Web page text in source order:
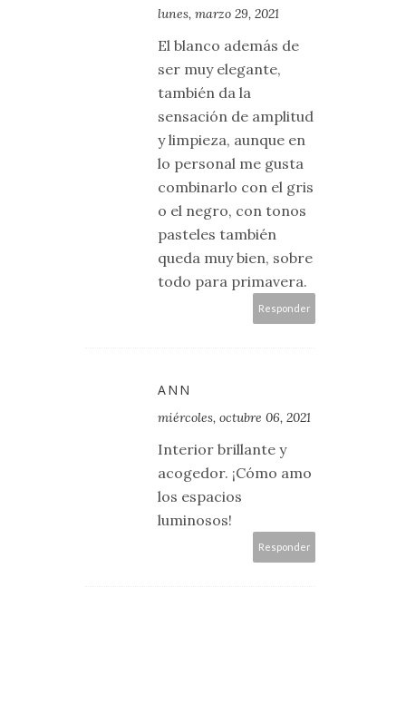
lunes, marzo 29, 2021
El blanco además de
ser muy elegante,
también da la
sensación de amplitud
y limpieza, aunque en
lo personal me gusta
combinarlo con el gris
o el negro, con tonos
pasteles también
queda muy bien, sobre
todo para primavera.
Responder
ANN
miércoles, octubre 06, 2021
Interior brillante y
acogedor. ¡Cómo amo
los espacios
luminosos!
Responder